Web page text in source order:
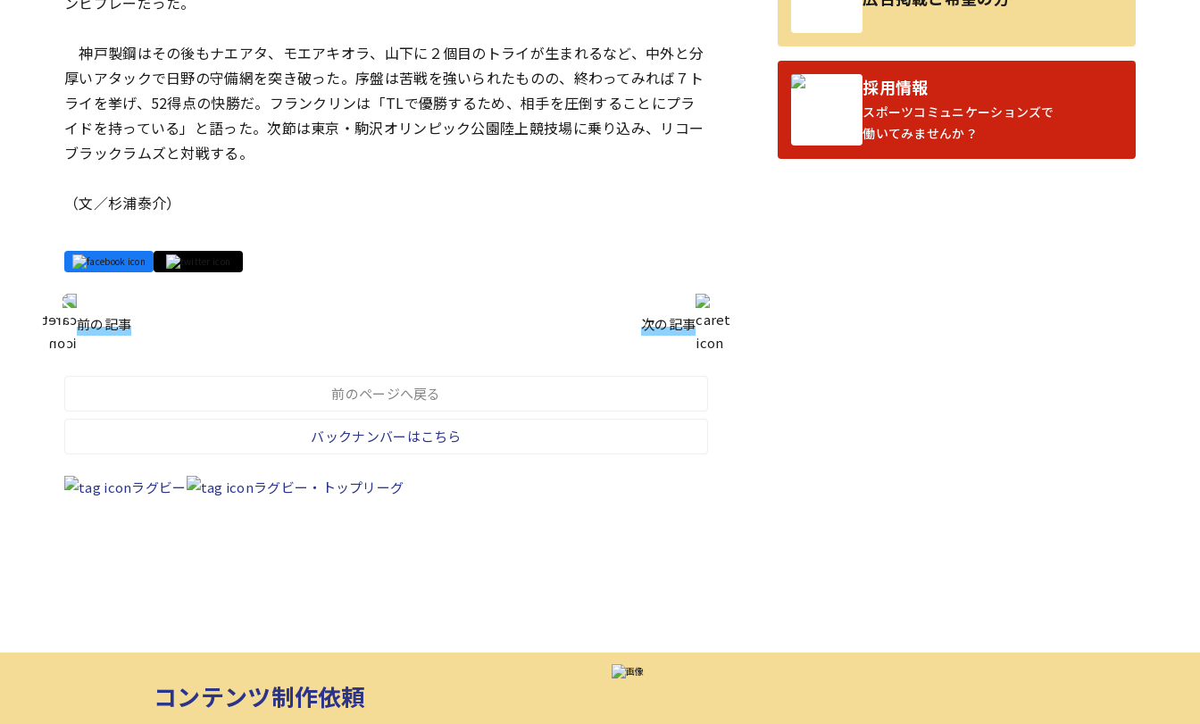
神戸製鋼はその後もナエアタ、モエアキオラ、 山下に２個目のトライが生まれるなど、 中外と分
厚いアタックで日野の守備網を突き破った。 序盤は苦戦を強いられたものの、終わってみれば７ト
ライを挙げ、 52得点の快勝だ。フランクリンは「TLで優勝するため、 相手を圧倒することにプラ
イドを持っている」と語った。次節は東京・駒沢オリンピック公園陸上競技場に乗り込み、 リコー
ブラックラムズと対戦する。
（文／杉浦泰介）
前の記事 次の記事
前のページへ戻る
バックナンバーはこちら
ラグビー ラグビー・トップリーグ
採用情報
スポーツコミュニケーションズで
働いてみませんか？
コンテンツ制作依頼